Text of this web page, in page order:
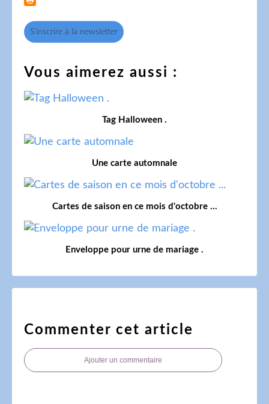
S'inscrire à la newsletter
Vous aimerez aussi :
Tag Halloween .
Une carte automnale
Cartes de saison en ce mois d'octobre ...
Enveloppe pour urne de mariage .
Commenter cet article
Ajouter un commentaire